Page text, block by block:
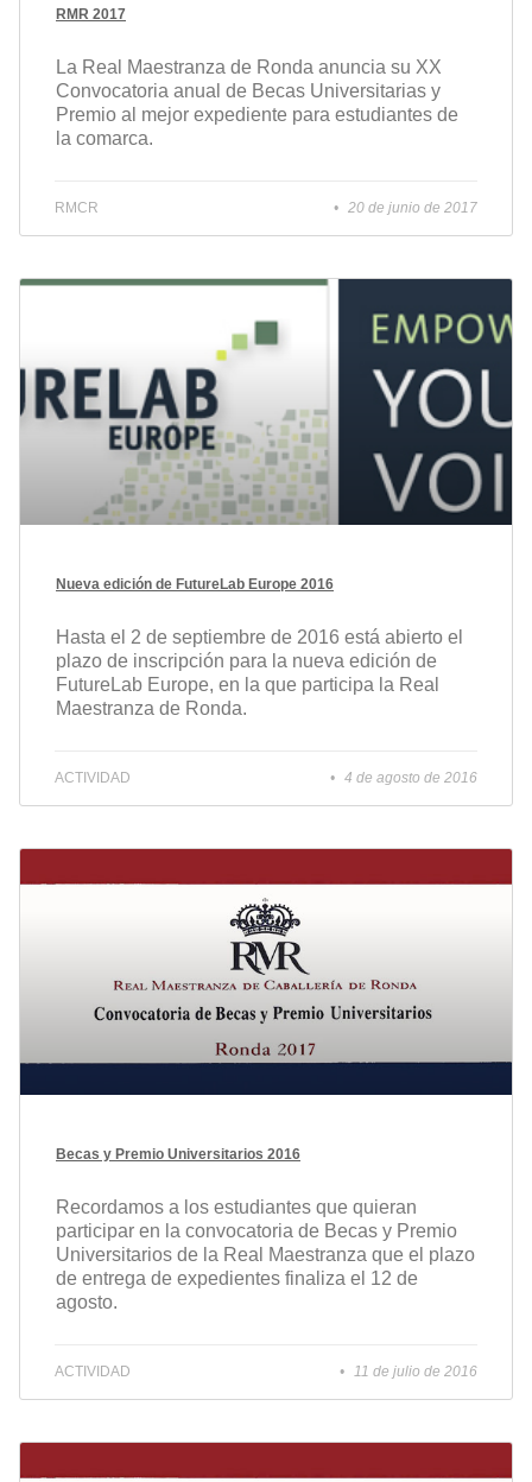
RMR 2017
La Real Maestranza de Ronda anuncia su XX
Convocatoria anual de Becas Universitarias y
Premio al mejor expediente para estudiantes de
la comarca.
RMCR 20 de junio de 2017
Nueva edición de FutureLab Europe 2016
Hasta el 2 de septiembre de 2016 está abierto el
plazo de inscripción para la nueva edición de
FutureLab Europe, en la que participa la Real
Maestranza de Ronda.
ACTIVIDAD 4 de agosto de 2016
Becas y Premio Universitarios 2016
Recordamos a los estudiantes que quieran
participar en la convocatoria de Becas y Premio
Universitarios de la Real Maestranza que el plazo
de entrega de expedientes finaliza el 12 de
agosto.
ACTIVIDAD 11 de julio de 2016